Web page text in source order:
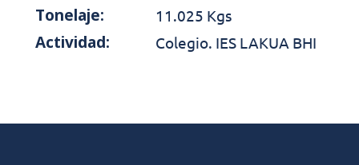
Tonelaje: 11.025 Kgs
Actividad: Colegio. IES LAKUA BHI